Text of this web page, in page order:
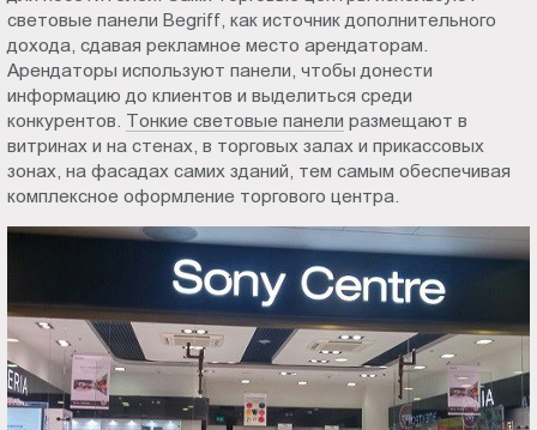
световые панели Begriff, как источник дополнительного
дохода, сдавая рекламное место арендаторам.
Арендаторы используют панели, чтобы донести
информацию до клиентов и выделиться среди
конкурентов. Тонкие световые панели размещают в
витринах и на стенах, в торговых залах и прикассовых
зонах, на фасадах самих зданий, тем самым обеспечивая
комплексное оформление торгового центра.
Пт.:
9.00-
18.00
Сб.,
выходной